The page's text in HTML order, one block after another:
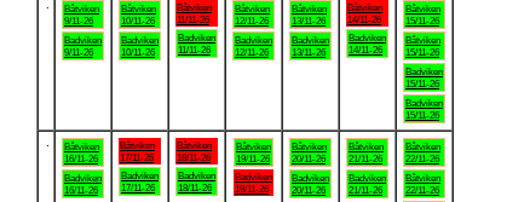
Båtviken
9/11-26
Badviken
9/11-26
Båtviken
10/11-26
Badviken
10/11-26
Båtviken
11/11-26
Badviken
11/11-26
Båtviken
12/11-26
Badviken
12/11-26
Båtviken
13/11-26
Badviken
13/11-26
Båtviken
14/11-26
Badviken
14/11-26
Båtviken
15/11-26
Båtviken
15/11-26
Badviken
15/11-26
Badviken
15/11-26
Båtviken
16/11-26
Badviken
16/11-26
Båtviken
17/11-26
Badviken
17/11-26
Båtviken
18/11-26
Badviken
18/11-26
Båtviken
19/11-26
Badviken
19/11-26
Båtviken
20/11-26
Badviken
20/11-26
Båtviken
21/11-26
Badviken
21/11-26
Båtviken
22/11-26
Båtviken
22/11-26